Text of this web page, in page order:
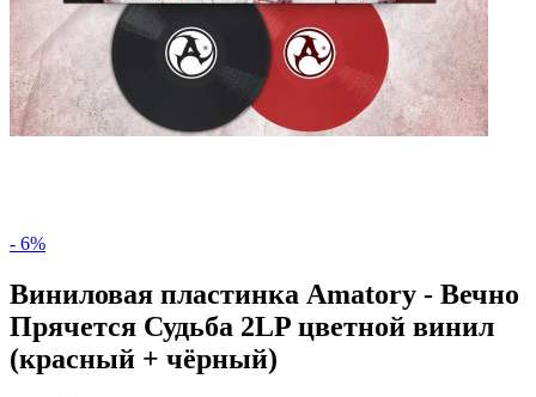
- 6%
Виниловая пластинка Amatory - Вечно
Прячется Судьба 2LP цветной винил
(красный + чёрный)